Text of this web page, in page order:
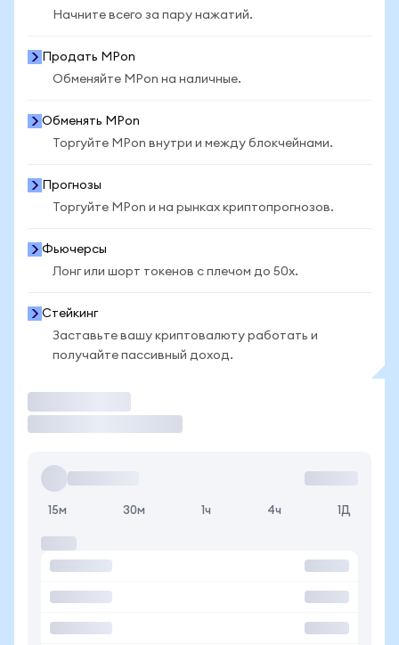
Начните всего за пару нажатий.
Продать MPon
Обменяйте MPon на наличные.
Обменять MPon
Торгуйте MPon внутри и между блокчейнами.
Прогнозы
Торгуйте MPon и на рынках криптопрогнозов.
Фьючерсы
Лонг или шорт токенов с плечом до 50x.
Стейкинг
Заставьте вашу криптовалюту работать и
получайте пассивный доход.
15м 30м 1ч 4ч 1Д